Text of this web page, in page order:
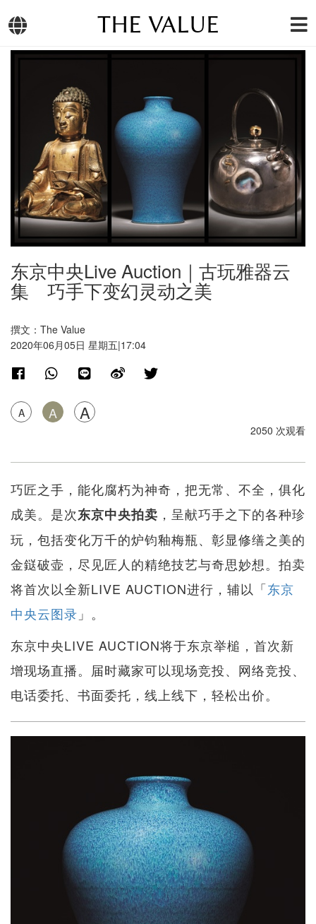
THE VALUE
东京中央Live Auction｜古玩雅器云
集 巧手下变幻灵动之美
撰文：The Value
2020年06月05日 星期五|17:04
A A A
2050 次观看
巧匠之手，能化腐朽为神奇，把无常、不全，俱化
成美。是次东京中央拍卖 ，呈献巧手之下的各种珍
玩，包括变化万千的炉钧釉梅瓶、彰显修缮之美的
金鎹破壶，尽见匠人的精绝技艺与奇思妙想。拍卖
将首次以全新LIVE AUCTION进行，辅以「东京
中央云图录 」。
东京中央LIVE AUCTION将于东京举槌，首次新
增现场直播。届时藏家可以现场竞投、网络竞投、
电话委托、书面委托，线上线下，轻松出价。